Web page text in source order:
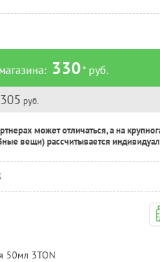
330* руб.
305 руб.
может отличаться, а на
вещи) рассчитывается
50мл 3TON